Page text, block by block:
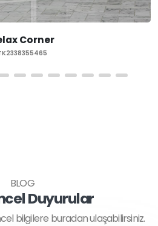
Corner
BLOG
Duyurular
bilgilere buradan ulaşabilirsiniz.